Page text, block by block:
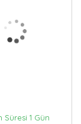
Süresi 1 Gün